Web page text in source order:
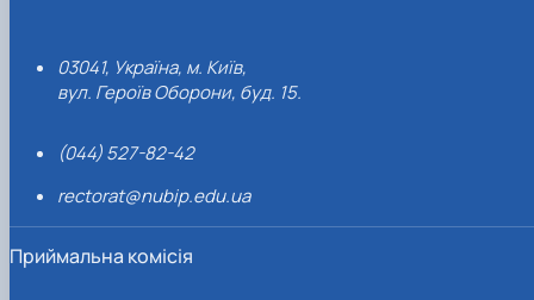
03041, Україна, м. Київ,
вул. Героїв Оборони, буд. 15.
(044) 527-82-42
rectorat@nubip.edu.ua
Приймальна комісія